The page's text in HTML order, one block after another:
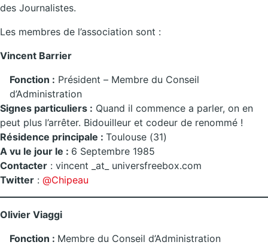
des Journalistes.
Les membres de l’association sont :
Vincent Barrier
Fonction : Président – Membre du Conseil
d’Administration
Signes particuliers : Quand il commence a parler, on en
peut plus l’arrêter. Bidouilleur et codeur de renommé !
Résidence principale : Toulouse (31)
A vu le jour le : 6 Septembre 1985
Contacter : vincent _at_ universfreebox.com
Twitter : @Chipeau
Olivier Viaggi
Fonction : Membre du Conseil d’Administration